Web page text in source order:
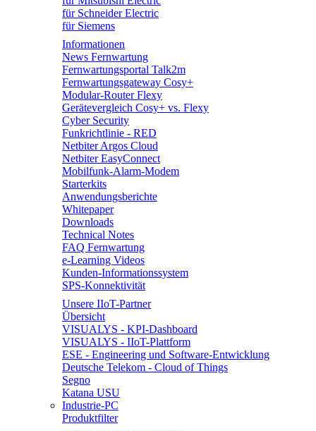
für Schneider Electric
für Siemens
Informationen
News Fernwartung
Fernwartungsportal Talk2m
Fernwartungsgateway Cosy+
Modular-Router Flexy
Gerätevergleich Cosy+ vs. Flexy
Cyber Security
Funkrichtlinie - RED
Netbiter Argos Cloud
Netbiter EasyConnect
Mobilfunk-Alarm-Modem
Starterkits
Anwendungsberichte
Whitepaper
Downloads
Technical Notes
FAQ Fernwartung
e-Learning Videos
Kunden-Informationssystem
SPS-Konnektivität
Unsere IIoT-Partner
Übersicht
VISUALYS - KPI-Dashboard
VISUALYS - IIoT-Plattform
ESE - Engineering und Software-Entwicklung
Deutsche Telekom - Cloud of Things
Segno
Katana USU
Industrie-PC
Produktfilter